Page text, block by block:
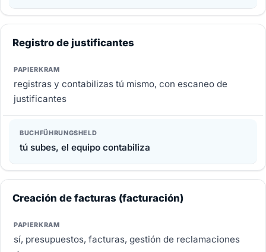
Registro de justificantes
registras y contabilizas tú mismo, con escaneo de
justificantes
tú subes, el equipo contabiliza
Creación de facturas (facturación)
sí, presupuestos, facturas, gestión de reclamaciones